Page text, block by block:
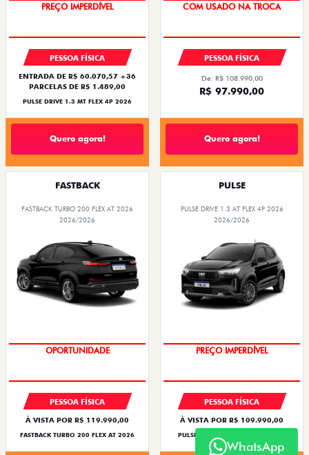
PREÇO IMPERDÍVEL
PESSOA FÍSICA
ENTRADA DE R$ 60.070,57 +36
PARCELAS DE R$ 1.489,00
PULSE DRIVE 1.3 MT FLEX 4P 2026
Quero agora!
COM USADO NA TROCA
PESSOA FÍSICA
De: R$ 108.990,00
R$ 97.990,00
Quero agora!
FASTBACK
FASTBACK TURBO 200 FLEX AT 2026
2026/2026
OPORTUNIDADE
PESSOA FÍSICA
À VISTA POR R$ 119.990,00
FASTBACK TURBO 200 FLEX AT 2026
PULSE
PULSE DRIVE 1.3 AT FLEX 4P 2026
2026/2026
PREÇO IMPERDÍVEL
PESSOA FÍSICA
À VISTA POR R$ 109.990,00
PULSE DRIVE 1.3 AT FLEX 4P 2026
WhatsApp